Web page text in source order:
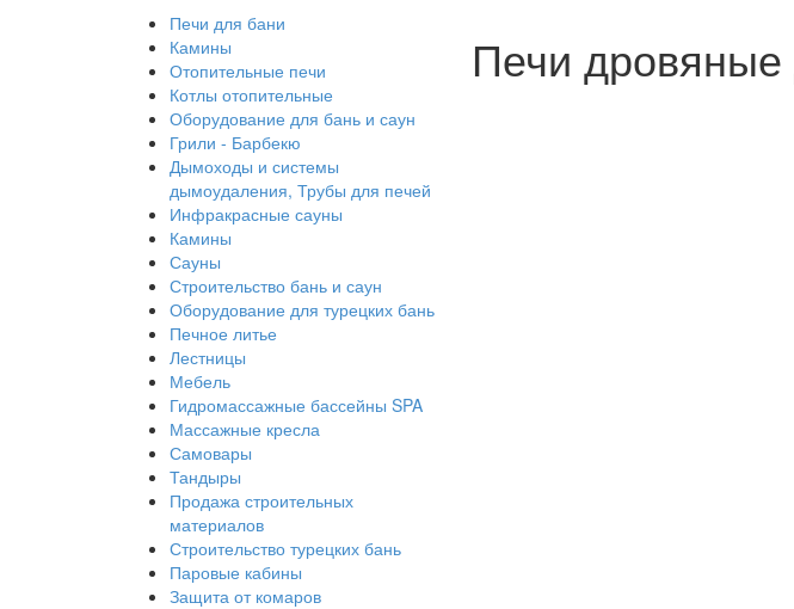
Печи для бани
Камины
Отопительные печи
Котлы отопительные
Оборудование для бань и саун
Грили - Барбекю
Дымоходы и системы
дымоудаления, Трубы для печей
Инфракрасные сауны
Камины
Сауны
Строительство бань и саун
Оборудование для турецких бань
Печное литье
Лестницы
Мебель
Гидромассажные бассейны SPA
Массажные кресла
Самовары
Тандыры
Продажа строительных
материалов
Строительство турецких бань
Паровые кабины
Защита от комаров
Печи дровяные